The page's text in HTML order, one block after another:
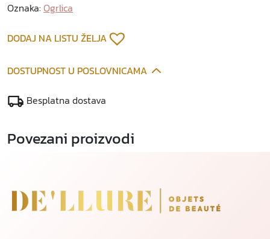
Oznaka: Ogrlica
DODAJ NA LISTU ŽELJA
DOSTUPNOST U POSLOVNICAMA
Besplatna dostava
Povezani proizvodi